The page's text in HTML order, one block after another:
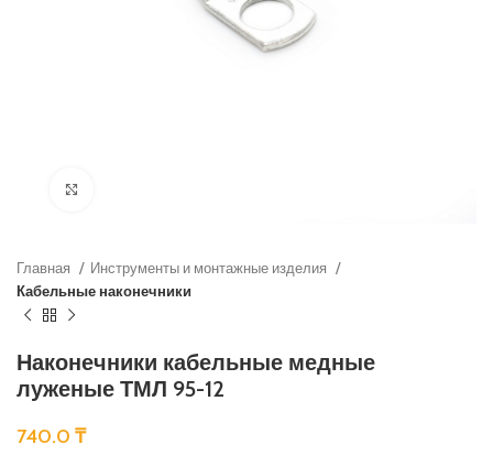
Главная
Инструменты и монтажные изделия
Кабельные наконечники
Наконечники кабельные медные
луженые ТМЛ 95-12
740.0 ₸